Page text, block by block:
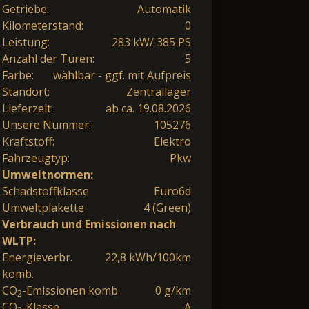
Getriebe:
Automatik
Kilometerstand:
0
Leistung:
283 kW/ 385 PS
Anzahl der Türen:
5
Farbe:
wählbar - ggf. mit Aufpreis
Standort:
Zentrallager
Lieferzeit:
ab ca. 19.08.2026
Unsere Nummer:
105276
Kraftstoff:
Elektro
Fahrzeugtyp:
Pkw
Umweltnormen:
Schadstoffklasse
Euro6d
Umweltplakette
4 (Green)
Verbrauch und Emissionen nach
WLTP:
Energieverbr.
komb.
22,8 kWh/100km
CO2-Emissionen komb.
0 g/km